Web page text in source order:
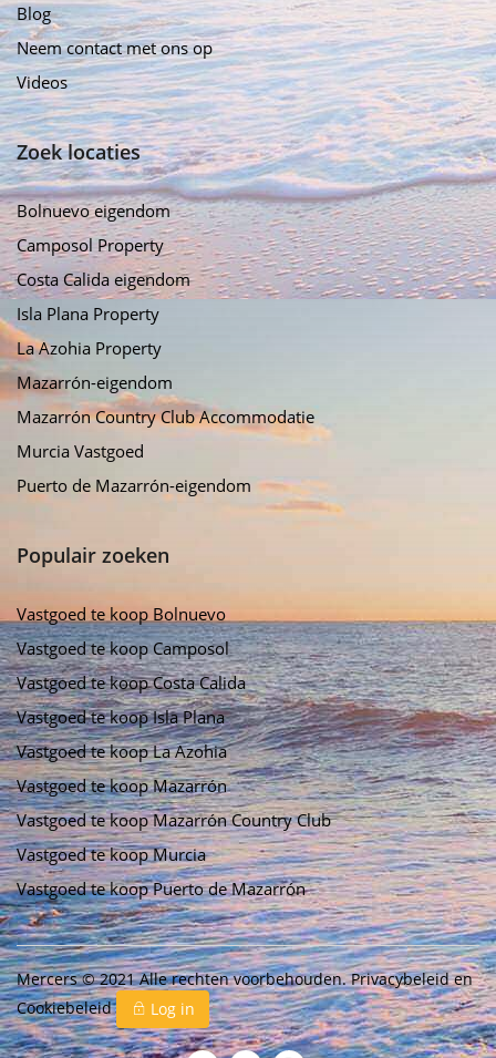
Blog
Neem contact met ons op
Videos
Zoek locaties
Bolnuevo eigendom
Camposol Property
Costa Calida eigendom
Isla Plana Property
La Azohia Property
Mazarrón-eigendom
Mazarrón Country Club Accommodatie
Murcia Vastgoed
Puerto de Mazarrón-eigendom
Populair zoeken
Vastgoed te koop Bolnuevo
Vastgoed te koop Camposol
Vastgoed te koop Costa Calida
Vastgoed te koop Isla Plana
Vastgoed te koop La Azohia
Vastgoed te koop Mazarrón
Vastgoed te koop Mazarrón Country Club
Vastgoed te koop Murcia
Vastgoed te koop Puerto de Mazarrón
Mercers © 2021 Alle rechten voorbehouden.Privacybeleiden
Cookiebeleid
Log in